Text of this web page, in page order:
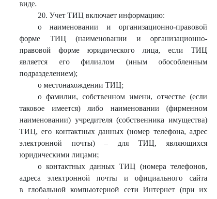
виде.
20. Учет ТИЦ включает информацию:
о наименовании и организационно-правовой
форме ТИЦ (наименовании и организационно-
правовой форме юридического лица, если ТИЦ
является его филиалом (иным обособленным
подразделением);
о местонахождении ТИЦ;
о фамилии, собственном имени, отчестве (если
таковое имеется) либо наименовании (фирменном
наименовании) учредителя (собственника имущества)
ТИЦ, его контактных данных (номер телефона, адрес
электронной почты) – для ТИЦ, являющихся
юридическими лицами;
о контактных данных ТИЦ (номера телефонов,
адреса электронной почты и официального сайта
в глобальной компьютерной сети Интернет (при их